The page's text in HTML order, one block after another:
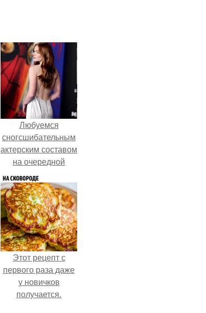
Любуемся
сногсшибательным
актерским составом
на очередной
премьере нового
человека - паука.
Этот рецепт с
первого раза даже
у новичков
получается.